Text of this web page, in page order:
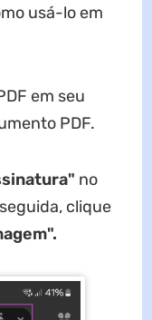
usá-lo em
em seu
PDF.
no
clique